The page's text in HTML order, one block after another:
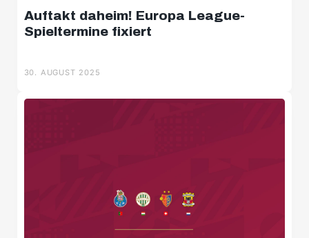
Auftakt daheim! Europa League-
Spieltermine fixiert
30. AUGUST 2025